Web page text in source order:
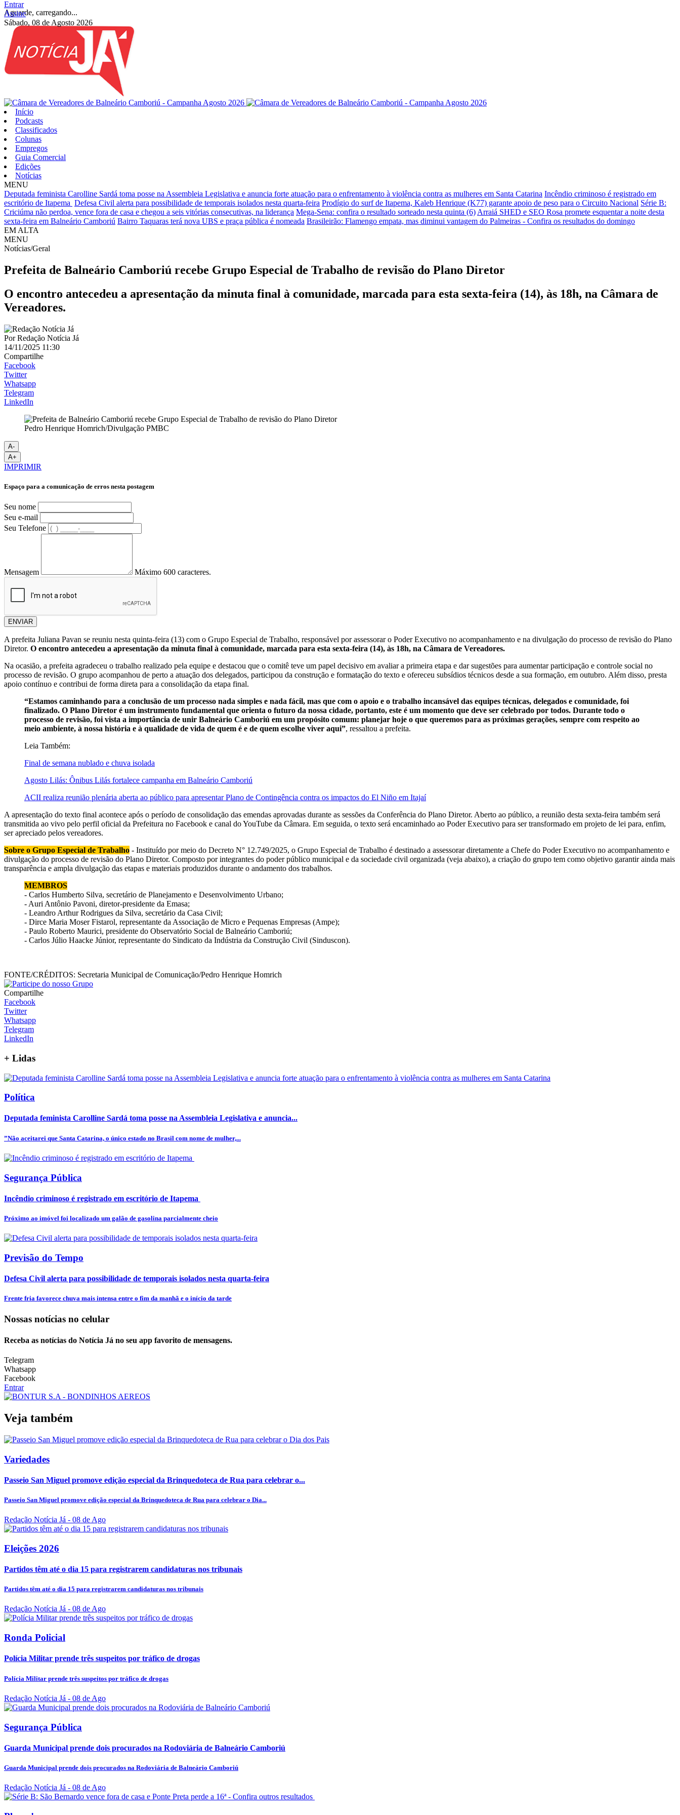
Aguarde, carregando...
Entrar
Assine
Sábado, 08 de Agosto 2026
Início
Podcasts
Classificados
Colunas
Empregos
Guia Comercial
Edições
Notícias
MENU
Deputada feminista Carolline Sardá toma posse na Assembleia Legislativa e anuncia forte atuação para o enfrentamento à violência contra as mulheres em Santa Catarina Incêndio criminoso é registrado em
escritório de Itapema Defesa Civil alerta para possibilidade de temporais isolados nesta quarta-feira Prodígio do surf de Itapema, Kaleb Henrique (K77) garante apoio de peso para o Circuito Nacional Série B:
Criciúma não perdoa, vence fora de casa e chegou a seis vitórias consecutivas, na liderança Mega-Sena: confira o resultado sorteado nesta quinta (6) Arraiá SHED e SEO Rosa promete esquentar a noite desta
sexta-feira em Balneário Camboriú Bairro Taquaras terá nova UBS e praça pública é nomeada Brasileirão: Flamengo empata, mas diminui vantagem do Palmeiras - Confira os resultados do domingo
EM ALTA
MENU
Notícias/Geral
Prefeita de Balneário Camboriú recebe Grupo Especial de Trabalho de revisão do Plano Diretor
O encontro antecedeu a apresentação da minuta final à comunidade, marcada para esta sexta-feira (14), às 18h, na Câmara de
Vereadores.
PorRedação Notícia Já
14/11/2025 11:30
Compartilhe
Facebook
Twitter
Whatsapp
Telegram
LinkedIn
Pedro Henrique Homrich/Divulgação PMBC
A-
A+
IMPRIMIR
Espaço para a comunicação de erros nesta postagem
Seu nome
Seu e-mail
Seu Telefone
Mensagem Máximo 600 caracteres.
ENVIAR
A prefeita Juliana Pavan se reuniu nesta quinta-feira (13) com o Grupo Especial de Trabalho, responsável por assessorar o Poder Executivo no acompanhamento e na divulgação do processo de revisão do Plano
Diretor. O encontro antecedeu a apresentação da minuta final à comunidade, marcada para esta sexta-feira (14), às 18h, na Câmara de Vereadores.
Na ocasião, a prefeita agradeceu o trabalho realizado pela equipe e destacou que o comitê teve um papel decisivo em avaliar a primeira etapa e dar sugestões para aumentar participação e controle social no
processo de revisão. O grupo acompanhou de perto a atuação dos delegados, participou da construção e formatação do texto e ofereceu subsídios técnicos desde a sua formação, em outubro. Além disso, presta
apoio contínuo e contribui de forma direta para a consolidação da etapa final.
“Estamos caminhando para a conclusão de um processo nada simples e nada fácil, mas que com o apoio e o trabalho incansável das equipes técnicas, delegados e comunidade, foi
finalizado. O Plano Diretor é um instrumento fundamental que orienta o futuro da nossa cidade, portanto, este é um momento que deve ser celebrado por todos. Durante todo o
processo de revisão, foi vista a importância de unir Balneário Camboriú em um propósito comum: planejar hoje o que queremos para as próximas gerações, sempre com respeito ao
meio ambiente, à nossa história e à qualidade de vida de quem é e de quem escolhe viver aqui”, ressaltou a prefeita.
Leia Também:
Final de semana nublado e chuva isolada
Agosto Lilás: Ônibus Lilás fortalece campanha em Balneário Camboriú
ACII realiza reunião plenária aberta ao público para apresentar Plano de Contingência contra os impactos do El Niño em Itajaí
A apresentação do texto final acontece após o período de consolidação das emendas aprovadas durante as sessões da Conferência do Plano Diretor. Aberto ao público, a reunião desta sexta-feira também será
transmitida ao vivo pelo perfil oficial da Prefeitura no Facebook e canal do YouTube da Câmara. Em seguida, o texto será encaminhado ao Poder Executivo para ser transformado em projeto de lei para, enfim,
ser apreciado pelos vereadores.
Sobre o Grupo Especial de Trabalho - Instituído por meio do Decreto N° 12.749/2025, o Grupo Especial de Trabalho é destinado a assessorar diretamente a Chefe do Poder Executivo no acompanhamento e
divulgação do processo de revisão do Plano Diretor. Composto por integrantes do poder público municipal e da sociedade civil organizada (veja abaixo), a criação do grupo tem como objetivo garantir ainda mais
transparência e ampla divulgação das etapas e materiais produzidos durante o andamento dos trabalhos.
MEMBROS
- Carlos Humberto Silva, secretário de Planejamento e Desenvolvimento Urbano;
- Auri Antônio Pavoni, diretor-presidente da Emasa;
- Leandro Arthur Rodrigues da Silva, secretário da Casa Civil;
- Dirce Maria Moser Fistarol, representante da Associação de Micro e Pequenas Empresas (Ampe);
- Paulo Roberto Maurici, presidente do Observatório Social de Balneário Camboriú;
- Carlos Júlio Haacke Júnior, representante do Sindicato da Indústria da Construção Civil (Sinduscon).
FONTE/CRÉDITOS: Secretaria Municipal de Comunicação/Pedro Henrique Homrich
Compartilhe
Facebook
Twitter
Whatsapp
Telegram
LinkedIn
+ Lidas
Política
Deputada feminista Carolline Sardá toma posse na Assembleia Legislativa e anuncia...
”Não aceitarei que Santa Catarina, o único estado no Brasil com nome de mulher,...
Segurança Pública
Incêndio criminoso é registrado em escritório de Itapema
Próximo ao imóvel foi localizado um galão de gasolina parcialmente cheio
Previsão do Tempo
Defesa Civil alerta para possibilidade de temporais isolados nesta quarta-feira
Frente fria favorece chuva mais intensa entre o fim da manhã e o início da tarde
Nossas notícias no celular
Receba as notícias do Notícia Já no seu app favorito de mensagens.
Telegram
Whatsapp
Facebook
Entrar
Veja também
Variedades
Passeio San Miguel promove edição especial da Brinquedoteca de Rua para celebrar o...
Passeio San Miguel promove edição especial da Brinquedoteca de Rua para celebrar o Dia...
Redação Notícia Já - 08 de Ago
Eleições 2026
Partidos têm até o dia 15 para registrarem candidaturas nos tribunais
Partidos têm até o dia 15 para registrarem candidaturas nos tribunais
Redação Notícia Já - 08 de Ago
Ronda Policial
Polícia Militar prende três suspeitos por tráfico de drogas
Polícia Militar prende três suspeitos por tráfico de drogas
Redação Notícia Já - 08 de Ago
Segurança Pública
Guarda Municipal prende dois procurados na Rodoviária de Balneário Camboriú
Guarda Municipal prende dois procurados na Rodoviária de Balneário Camboriú
Redação Notícia Já - 08 de Ago